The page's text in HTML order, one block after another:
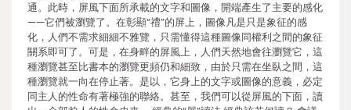
通。此時，屏風下面所承載的文字和圖像，開端產生了主要的感化
——它們被瀏覽了。在彰顯“禮”的屏上，圖像凡是只是象征的感
化，人們不需求細細不雅覽，只需懂得這種圖像同權利之間的象征
關系即可了。可是，在身畔的屏風上，人們天然地會往瀏覽它，這
種瀏覽甚至比書本的瀏覽更頻仍和細致，由於只需在坐臥之間，這
種瀏覽就一向在停止著。是以，它身上的文字或圖像的意義，必定
同主人的性命有著極強的聯絡。甚至，我們可以從屏風的下面，讀